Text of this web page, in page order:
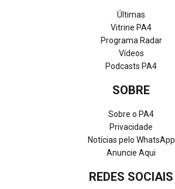
Últimas
Vitrine PA4
Programa Radar
Vídeos
Podcasts PA4
SOBRE
Sobre o PA4
Privacidade
Notícias pelo WhatsApp
Anuncie Aqui
REDES SOCIAIS